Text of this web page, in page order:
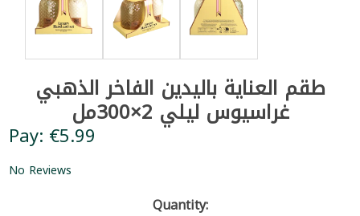
طقم العناية باليدين الفاخر الذهبي
غراسيوس ليلي 2×300مل
Pay: €5.99
No Reviews
Quantity: